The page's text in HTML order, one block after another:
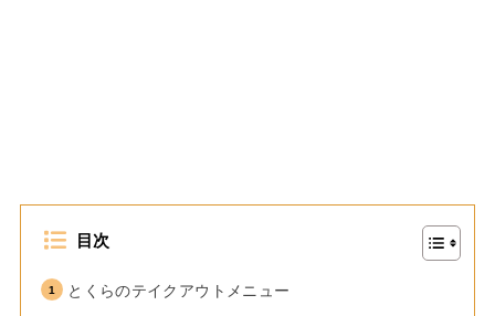
目次
とくらのテイクアウトメニュー